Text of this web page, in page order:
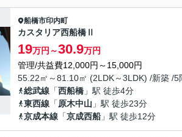
船橋市印内町
カスタリア西船橋Ⅱ
19万円～30.9万円
管理/共益費12,000円～15,000円
55.22㎡～81.10㎡ (2LDK～3LDK) /新築 /5
総武線 「西船橋 」駅 徒歩4分
東西線 「原木中山 」駅 徒歩23分
京成本線 「京成西船」駅 徒歩12分